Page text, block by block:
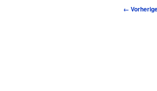
Inhalt
Bilder-
←